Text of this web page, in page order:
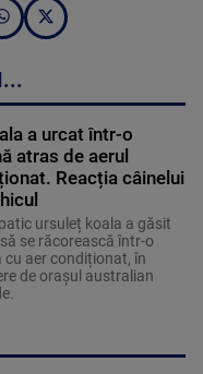
a urcat într-o
atras de aerul
Reacția câinelui
ursuleț koala a găsit
se răcorească într-o
cu aer condiționat, în
de orașul australian